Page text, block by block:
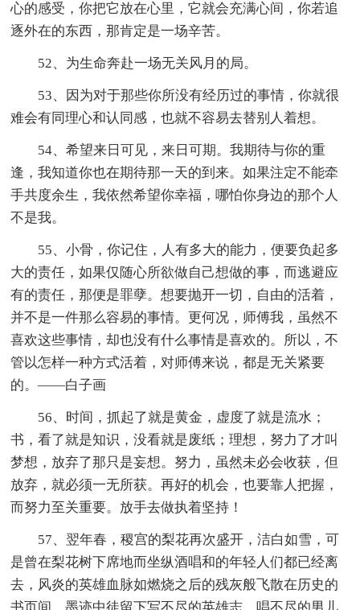
心的感受，你把它放在心里，它就会充满心间，你若追
逐外在的东西，那肯定是一场辛苦。
52、为生命奔赴一场无关风月的局。
53、因为对于那些你所没有经历过的事情，你就很
难会有同理心和认同感，也就不容易去替别人着想。
54、希望来日可见，来日可期。我期待与你的重
逢，我知道你也在期待那一天的到来。如果注定不能牵
手共度余生，我依然希望你幸福，哪怕你身边的那个人
不是我。
55、小骨，你记住，人有多大的能力，便要负起多
大的责任，如果仅随心所欲做自己想做的事，而逃避应
有的责任，那便是罪孽。想要抛开一切，自由的活着，
并不是一件那么容易的事情。更何况，师傅我，虽然不
喜欢这些事情，却也没有什么事情是喜欢的。所以，不
管以怎样一种方式活着，对师傅来说，都是无关紧要
的。——白子画
56、时间，抓起了就是黄金，虚度了就是流水；
书，看了就是知识，没看就是废纸；理想，努力了才叫
梦想，放弃了那只是妄想。努力，虽然未必会收获，但
放弃，就必须一无所获。再好的机会，也要靠人把握，
而努力至关重要。放手去做执着坚持！
57、翌年春，稷宫的梨花再次盛开，洁白如雪，可
是曾在梨花树下席地而坐纵酒唱和的年轻人们都已经离
去，风炎的英雄血脉如燃烧之后的残灰般飞散在历史的